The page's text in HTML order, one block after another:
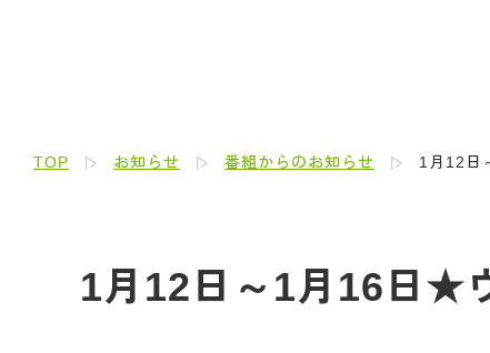
TOP お知らせ 番組からのお知らせ 1月12日
1月12日～1月16日★